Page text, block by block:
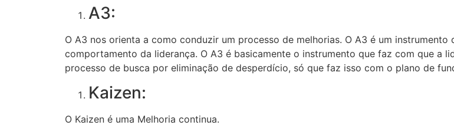
A3:
O A3 nos orienta a como conduzir um processo de melhorias. O A3 é um instrumento
comportamento da liderança. O A3 é basicamente o instrumento que faz com que a
processo de busca por eliminação de desperdício, só que faz isso com o plano de
Kaizen:
O Kaizen é uma Melhoria continua.